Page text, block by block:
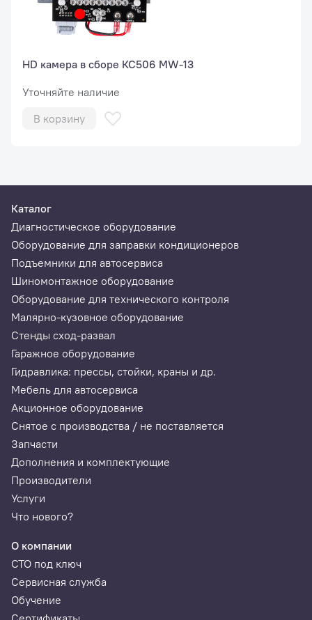
HD камера в сборе КС506 MW-13
Уточняйте наличие
В корзину
Каталог
Диагностическое оборудование
Оборудование для заправки кондиционеров
Подъемники для автосервиса
Шиномонтажное оборудование
Оборудование для технического контроля
Малярно-кузовное оборудование
Стенды сход-развал
Гаражное оборудование
Гидравлика: прессы, стойки, краны и др.
Мебель для автосервиса
Акционное оборудование
Снятое с производства / не поставляется
Запчасти
Дополнения и комплектующие
Производители
Услуги
Что нового?
О компании
СТО под ключ
Сервисная служба
Обучение